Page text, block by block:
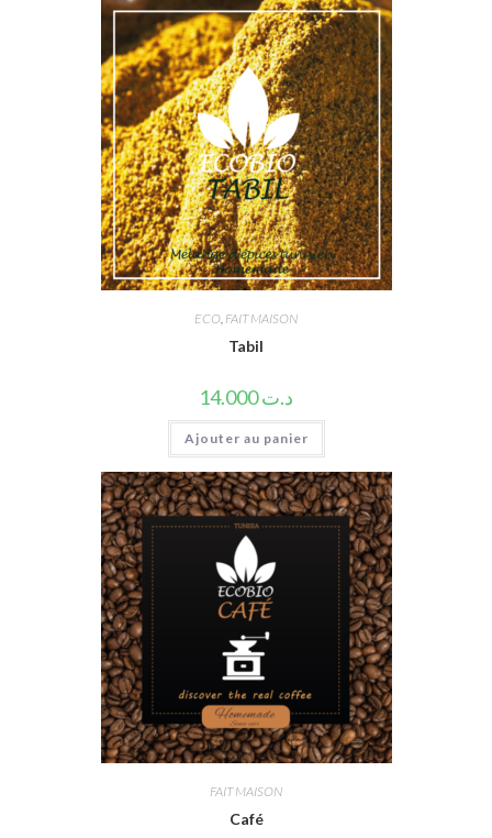
ECO, FAIT MAISON
Tabil
د.ت14.000
Ajouter au panier
FAIT MAISON
Café